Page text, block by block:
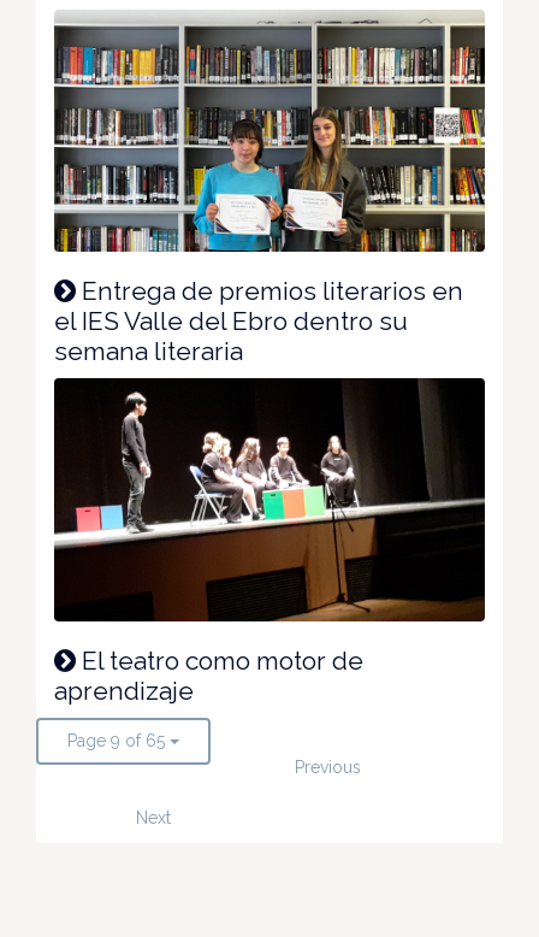
Entrega de premios literarios en
el IES Valle del Ebro dentro su
semana literaria
El teatro como motor de
aprendizaje
Page 9 of 65
Previous
Next